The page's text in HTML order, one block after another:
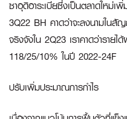
ซาอุดิอาระเบียซึ่งเป็นตลาดให
3Q22 BH คาดว่าจะลงนามในสั
จริงจังใน 2Q23 เราคาดว่าราย
118/25/10% ในปี 2022-24F
ปรับเพิ่มประมาณการกำไร